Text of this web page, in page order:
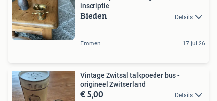
inscriptie
Bieden Details
Emmen 17 jul 26
Vintage Zwitsal talkpoeder bus -
origineel Zwitserland
€ 5,00 Details